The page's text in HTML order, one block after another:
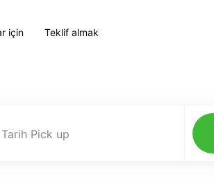
için Teklif almak
Tarih Pick up